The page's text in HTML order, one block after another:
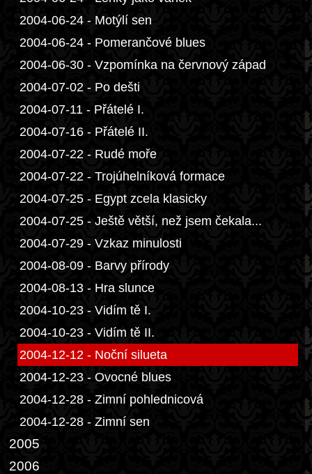
2004-06-24 - Motýlí sen
2004-06-24 - Pomerančové blues
2004-06-30 - Vzpomínka na červnový západ
2004-07-02 - Po dešti
2004-07-11 - Přátelé I.
2004-07-16 - Přátelé II.
2004-07-22 - Rudé moře
2004-07-22 - Trojúhelníková formace
2004-07-25 - Egypt zcela klasicky
2004-07-25 - Ještě větší, než jsem čekala...
2004-07-29 - Vzkaz minulosti
2004-08-09 - Barvy přírody
2004-08-13 - Hra slunce
2004-10-23 - Vidím tě I.
2004-10-23 - Vidím tě II.
2004-12-12 - Noční silueta
2004-12-23 - Ovocné blues
2004-12-28 - Zimní pohlednicová
2004-12-28 - Zimní sen
2005
2006